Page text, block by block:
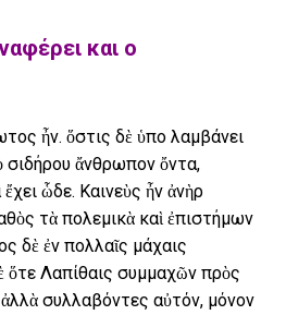
και ο
ἦν. ὅστις δὲ ὑπο λαμβάνει
σιδήρου ἄνθρωπον ὄντα,
ἔχει ὧδε. Καινεὺς ἦν ἀνὴρ
τὰ πολεμικὰ καὶ ἐπιστήμων
δὲ ἐν πολλαῖς μάχαις
ὅτε Λαπίθαις συμμαχῶν πρὸς
συλλαβόντες αὐτόν, μόνον